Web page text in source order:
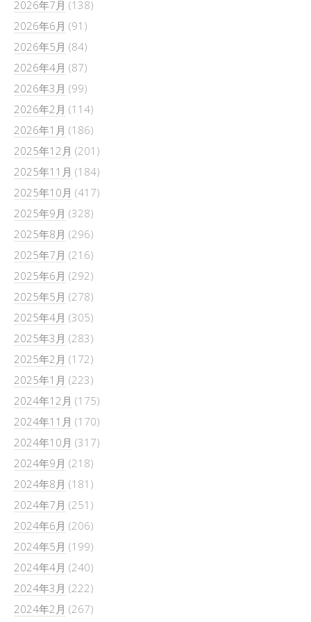
2026年7月 (138)
2026年6月 (91)
2026年5月 (84)
2026年4月 (87)
2026年3月 (99)
2026年2月 (114)
2026年1月 (186)
2025年12月 (201)
2025年11月 (184)
2025年10月 (417)
2025年9月 (328)
2025年8月 (296)
2025年7月 (216)
2025年6月 (292)
2025年5月 (278)
2025年4月 (305)
2025年3月 (283)
2025年2月 (172)
2025年1月 (223)
2024年12月 (175)
2024年11月 (170)
2024年10月 (317)
2024年9月 (218)
2024年8月 (181)
2024年7月 (251)
2024年6月 (206)
2024年5月 (199)
2024年4月 (240)
2024年3月 (222)
2024年2月 (267)